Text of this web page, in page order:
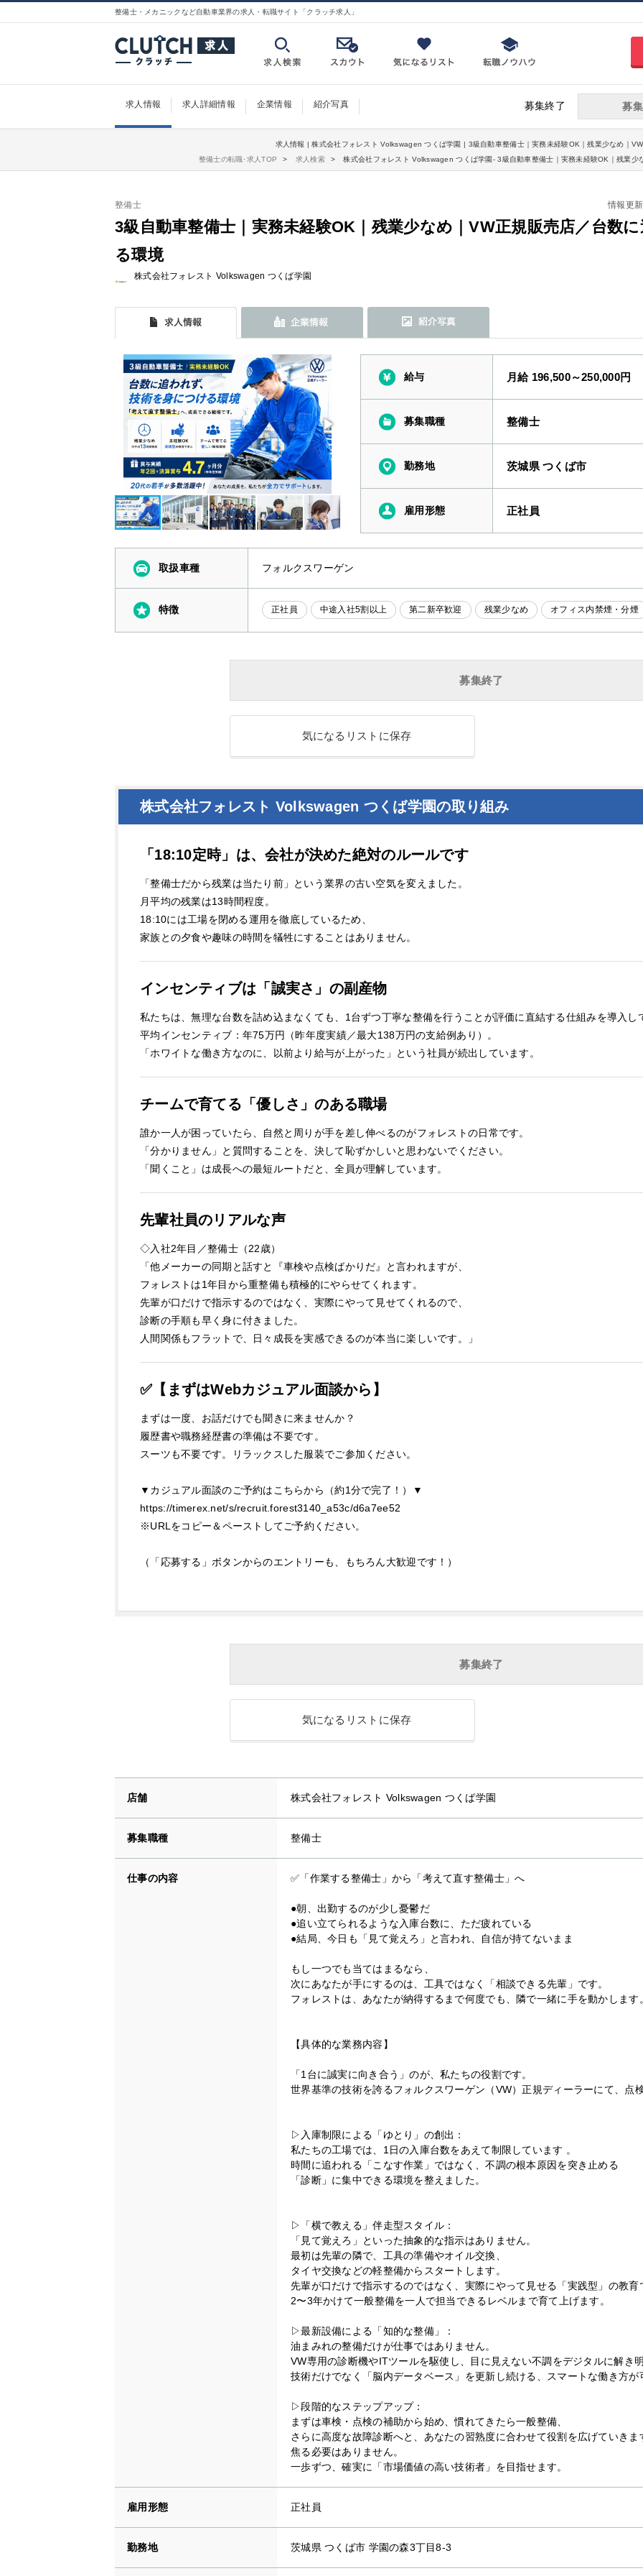
整備士・メカニックなど自動車業界の求人・転職サイト「クラッチ求人」
求人情報 求人詳細情報 企業情報 紹介写真 募
募集終了
求人情報 | 株式会社フォレスト Volkswagen つくば学園 | 3級自動車整備士｜実務未経験OK｜残業少なめ｜
整備士の転職･求人TOP
求人検索 株式会社フォレスト Volkswagen つくば学園- 3級自動車整備士｜実務未経験OK｜残業
情報更
整備士
3級自動車整備士｜実務未経験OK｜残業少なめ｜VW正規販売店／台数
る環境
株式会社フォレスト Volkswagen つくば学園
給与 月給 196,500～250,000円
募集職種 整備士
勤務地 茨城県 つくば市
雇用形態 正社員
取扱車種 フォルクスワーゲン
特徴 正社員 中途入社5割以上 第二新卒歓迎 残業少なめ オフィス内禁煙・分煙
募集終了
気になるリストに保存
株式会社フォレスト Volkswagen つくば学園の取り組み
「18:10定時」は、会社が決めた絶対のルールです
「整備士だから残業は当たり前」という業界の古い空気を変えました。
月平均の残業は13時間程度。
18:10には工場を閉める運用を徹底しているため、
家族との夕食や趣味の時間を犠牲にすることはありません。
インセンティブは「誠実さ」の副産物
私たちは、無理な台数を詰め込まなくても、1台ずつ丁寧な整備を行うことが評価に直結する仕組みを導入し
平均インセンティブ：年75万円（昨年度実績／最大138万円の支給例あり）。
「ホワイトな働き方なのに、以前より給与が上がった」という社員が続出しています。
チームで育てる「優しさ」のある職場
誰か一人が困っていたら、自然と周りが手を差し伸べるのがフォレストの日常です。
「分かりません」と質問することを、決して恥ずかしいと思わないでください。
「聞くこと」は成長への最短ルートだと、全員が理解しています。
先輩社員のリアルな声
◇入社2年目／整備士（22歳）
「他メーカーの同期と話すと『車検や点検ばかりだ』と言われますが、
フォレストは1年目から重整備も積極的にやらせてくれます。
先輩が口だけで指示するのではなく、実際にやって見せてくれるので、
診断の手順も早く身に付きました。
人間関係もフラットで、日々成長を実感できるのが本当に楽しいです。」
✅【まずはWebカジュアル面談から】
まずは一度、お話だけでも聞きに来ませんか？
履歴書や職務経歴書の準備は不要です。
スーツも不要です。リラックスした服装でご参加ください。
▼カジュアル面談のご予約はこちらから（約1分で完了！）▼
https://timerex.net/s/recruit.forest3140_a53c/d6a7ee52
※URLをコピー＆ペーストしてご予約ください。
（「応募する」ボタンからのエントリーも、もちろん大歓迎です！）
募集終了
気になるリストに保存
店舗 株式会社フォレスト Volkswagen つくば学園
募集職種 整備士
仕事の内容 ✅「作業する整備士」から「考えて直す整備士」へ
●朝、出勤するのが少し憂鬱だ
●追い立てられるような入庫台数に、ただ疲れている
●結局、今日も「見て覚えろ」と言われ、自信が持てないまま
もし一つでも当てはまるなら、
次にあなたが手にするのは、工具ではなく「相談できる先輩」です。
フォレストは、あなたが納得するまで何度でも、隣で一緒に手を動かします。
【具体的な業務内容】
「1台に誠実に向き合う」のが、私たちの役割です。
世界基準の技術を誇るフォルクスワーゲン（VW）正規ディーラーにて、点
▷入庫制限による「ゆとり」の創出：
私たちの工場では、1日の入庫台数をあえて制限しています 。
時間に追われる「こなす作業」ではなく、不調の根本原因を突き止める
「診断」に集中できる環境を整えました。
▷「横で教える」伴走型スタイル：
「見て覚えろ」といった抽象的な指示はありません。
最初は先輩の隣で、工具の準備やオイル交換、
タイヤ交換などの軽整備からスタートします。
先輩が口だけで指示するのではなく、実際にやって見せる「実践型」の教育
2〜3年かけて一般整備を一人で担当できるレベルまで育て上げます。
▷最新設備による「知的な整備」：
油まみれの整備だけが仕事ではありません。
VW専用の診断機やITツールを駆使し、目に見えない不調をデジタルに解き明
技術だけでなく「脳内データベース」を更新し続ける、スマートな働き方が
▷段階的なステップアップ：
まずは車検・点検の補助から始め、慣れてきたら一般整備、
さらに高度な故障診断へと、あなたの習熟度に合わせて役割を広げていきま
焦る必要はありません。
一歩ずつ、確実に「市場価値の高い技術者」を目指せます。
雇用形態 正社員
勤務地 茨城県 つくば市 学園の森3丁目8-3